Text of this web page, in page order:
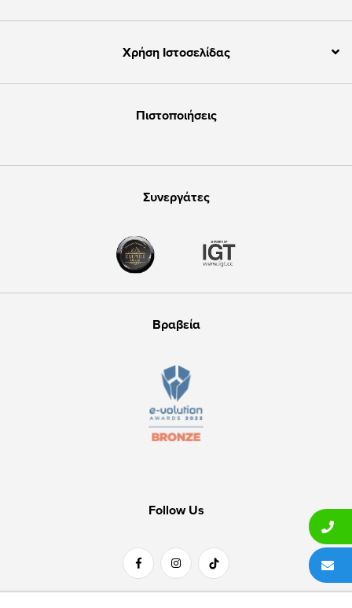
Χρήση Ιστοσελίδας
Πιστοποιήσεις
Συνεργάτες
Βραβεία
Follow Us